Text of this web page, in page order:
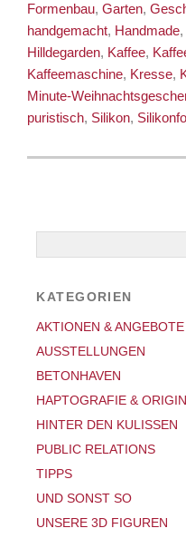
Formenbau,Garten,
handgemacht, Handmade,
Hilldegarden, Kaffee,
Kaffeemaschine, Kresse,
Minute-
puristisch, Silikon,
KATEGORIEN
AKTIONEN & ANGEBOTE
AUSSTELLUNGEN
BETONHAVEN
HAPTOGRAFIE &
HINTER DEN KULISSEN
PUBLIC RELATIONS
TIPPS
UND SONST SO
UNSERE 3D FIGUREN